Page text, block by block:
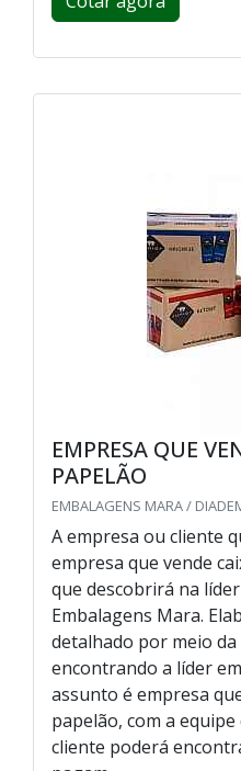
EMPRESA QUE
PAPELÃO
EMBALAGENS MARA /
A empresa ou cliente
empresa que vende
que descobrirá na
Embalagens Mara.
detalhado por meio
encontrando a líder
assunto é empresa
papelão, com a
cliente poderá